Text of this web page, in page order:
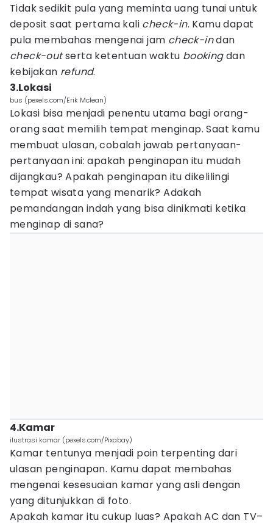
Tidak sedikit pula yang meminta uang tunai untuk
deposit saat pertama kali check-in. Kamu dapat
pula membahas mengenai jam check-indan
check-outserta ketentuan waktu bookingdan
kebijakan refund.
3.Lokasi
bus (pexels.com/Erik Mclean)
Lokasi bisa menjadi penentu utama bagi orang-
orang saat memilih tempat menginap. Saat kamu
membuat ulasan, cobalah jawab pertanyaan-
pertanyaan ini: apakah penginapan itu mudah
dijangkau? Apakah penginapan itu dikelilingi
tempat wisata yang menarik? Adakah
pemandangan indah yang bisa dinikmati ketika
menginap di sana?
4.Kamar
ilustrasi kamar (pexels.com/Pixabay)
Kamar tentunya menjadi poin terpenting dari
ulasan penginapan. Kamu dapat membahas
mengenai kesesuaian kamar yang asli dengan
yang ditunjukkan di foto.
Apakah kamar itu cukup luas? Apakah AC dan TV–